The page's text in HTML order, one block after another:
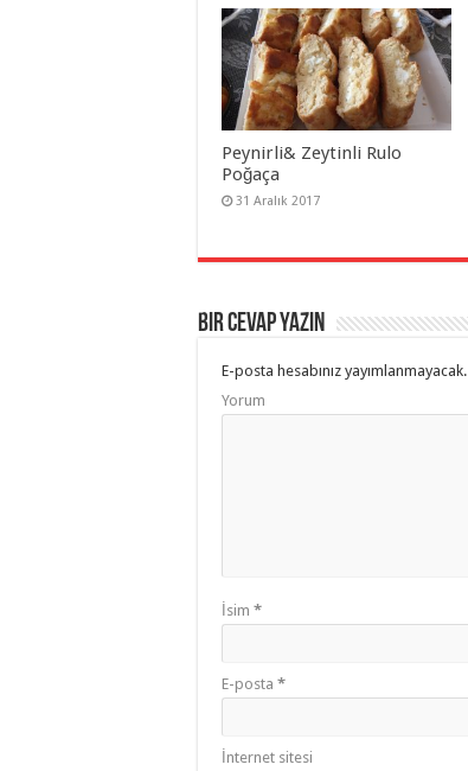
Peynirli& Zeytinli Rulo
Poğaça
31 Aralık 2017
Bir cevap yazın
E-posta hesabınız yayımlanmayacak.
Yorum
İsim *
E-posta *
İnternet sitesi